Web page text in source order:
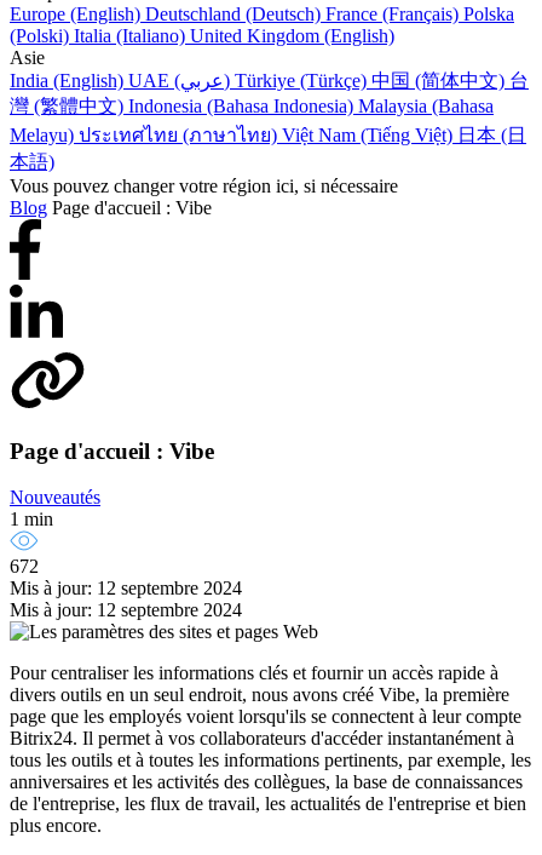
Europe (English) Deutschland (Deutsch) France (Français) Polska
(Polski) Italia (Italiano) United Kingdom (English)
Asie
India (English)
UAE (عربي) Türkiye (Türkçe) 中国 (简体中文) 台
灣 (繁體中文) Indonesia (Bahasa Indonesia) Malaysia (Bahasa
Melayu) ประเทศไทย (ภาษาไทย) Việt Nam (Tiếng Việt) 日本 (日
本語)
Vous pouvez changer votre région ici, si nécessaire
Blog Page d'accueil : Vibe
Page d'accueil : Vibe
Nouveautés
1 min
672
Mis à jour: 12 septembre 2024
Mis à jour: 12 septembre 2024
Pour centraliser les informations clés et fournir un accès rapide à
divers outils en un seul endroit, nous avons créé Vibe, la première
page que les employés voient lorsqu'ils se connectent à leur compte
Bitrix24. Il permet à vos collaborateurs d'accéder instantanément à
tous les outils et à toutes les informations pertinents, par exemple, les
anniversaires et les activités des collègues, la base de connaissances
de l'entreprise, les flux de travail, les actualités de l'entreprise et bien
plus encore.